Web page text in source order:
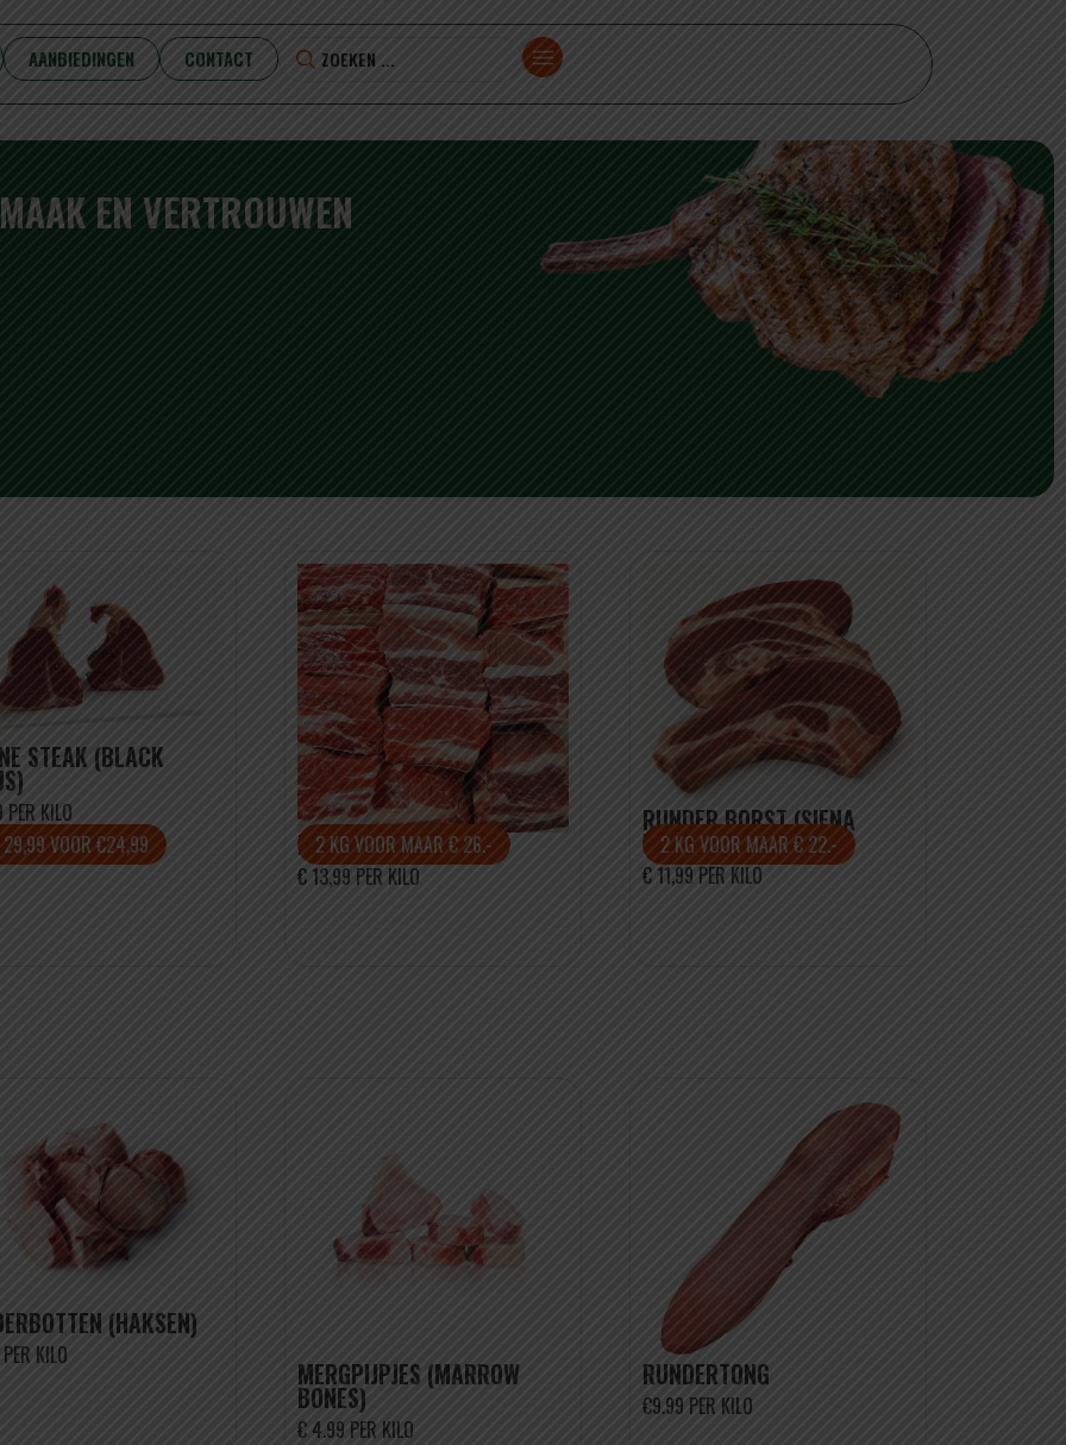
AANBIEDINGEN CONTACT
EN VERTROUWEN
29,99 VOOR €24,99
STEAK (BLACK
KILO
2 KG VOOR MAAR € 26.-
RUNDER SHORT RIBS
€ 13,99 PER KILO
2 KG VOOR MAAR € 22.-
RUNDER BORST (SIENA
VLEES)
€ 11,99 PER KILO
(HAKSEN)
KILO
MERGPIJPJES (MARROW
BONES)
€ 4.99 PER KILO
RUNDERTONG
€9.99 PER KILO